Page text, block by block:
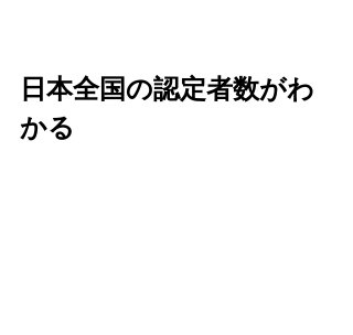
日本全国の認定者数がわ
かる